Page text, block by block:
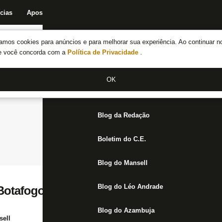
cookies para anúncios e para melhorar sua experiência. Ao continuar
você concorda com a Política de Privacidade .
OK
Apostas
Notícias do Botafogo
Fórum
Jogos
Blog da Redação
Boletim do C.E.
Blog do Mansell
Blog do Léo Andrade
Blog do Azambuja
Ótimas notícias e um velho